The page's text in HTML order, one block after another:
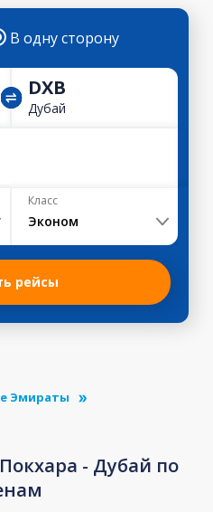
В одну сторону
DXB
Дубай
Класс
Эконом
рейсы
Эмираты
- Дубай по